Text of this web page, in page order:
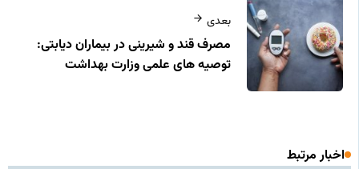
بعدی
مصرف قند و شیرینی در بیماران دیابتی:
توصیه‌ های علمی وزارت بهداشت
اخبار مرتبط